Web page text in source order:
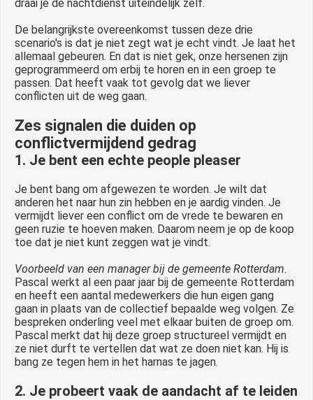
draai je de nachtdienst uiteindelijk zelf.
De belangrijkste overeenkomst tussen deze drie
scenario's is dat je niet zegt wat je echt vindt. Je laat het
allemaal gebeuren. En dat is niet gek, onze hersenen zijn
geprogrammeerd om erbij te horen en in een groep te
passen. Dat heeft vaak tot gevolg dat we liever
conflicten uit de weg gaan.
Zes signalen die duiden op
conflictvermijdend gedrag
1. Je bent een echte people pleaser
Je bent bang om afgewezen te worden. Je wilt dat
anderen het naar hun zin hebben en je aardig vinden. Je
vermijdt liever een conflict om de vrede te bewaren en
geen ruzie te hoeven maken. Daarom neem je op de koop
toe dat je niet kunt zeggen wat je vindt.
Voorbeeld van een managerbij de gemeente Rotterdam.
Pascal werkt al een paar jaar bij de gemeente Rotterdam
en heeft een aantal medewerkers die hun eigen gang
gaan in plaats van de collectief bepaalde weg volgen. Ze
bespreken onderling veel met elkaar buiten de groep om.
Pascal merkt dat hij deze groep structureel vermijdt en
ze niet durft te vertellen dat wat ze doen niet kan. Hij is
bang ze tegen hem in het harnas te jagen.
2. Je probeert vaak de aandacht af te leiden